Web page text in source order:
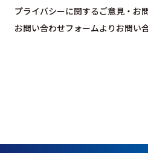
プライバシーに関するご意見・お
お問い合わせフォームよりお問い